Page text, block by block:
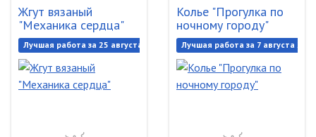
Жгут вязаный
"Механика сердца"
Лучшая работа за 25 августа 2017
Колье "Прогулка по
ночному городу"
Лучшая работа за 7 августа